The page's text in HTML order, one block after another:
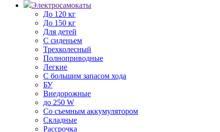
Электросамокаты
До 120 кг
До 150 кг
Для детей
С сиденьем
Трехколесный
Полноприводные
Легкие
С большим запасом хода
БУ
Внедорожные
до 250 W
Со съемным аккумулятором
Складные
Рассрочка